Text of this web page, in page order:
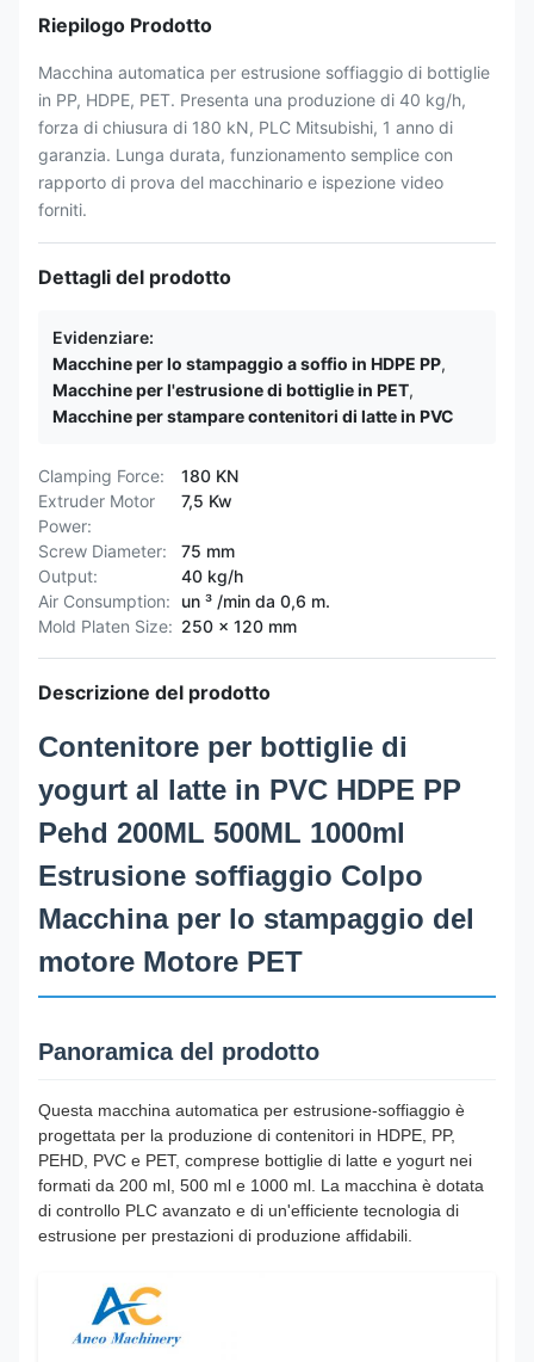
Riepilogo Prodotto
Macchina automatica per estrusione soffiaggio di bottiglie
in PP, HDPE, PET. Presenta una produzione di 40 kg/h,
forza di chiusura di 180 kN, PLC Mitsubishi, 1 anno di
garanzia. Lunga durata, funzionamento semplice con
rapporto di prova del macchinario e ispezione video
forniti.
Dettagli del prodotto
Evidenziare:
Macchine per lo stampaggio a soffio in HDPE PP,
Macchine per l'estrusione di bottiglie in PET,
Macchine per stampare contenitori di latte in PVC
Clamping Force:
180 KN
Extruder Motor
Power:
7,5 Kw
Screw Diameter:
75 mm
Output:
40 kg/h
Air Consumption:
un ³ /min da 0,6 m.
Mold Platen Size: 250 x 120 mm
Descrizione del prodotto
Contenitore per bottiglie di
yogurt al latte in PVC HDPE PP
Pehd 200ML 500ML 1000ml
Estrusione soffiaggio Colpo
Macchina per lo stampaggio del
motore Motore PET
Panoramica del prodotto
Questa macchina automatica per estrusione-soffiaggio è
progettata per la produzione di contenitori in HDPE, PP,
PEHD, PVC e PET, comprese bottiglie di latte e yogurt nei
formati da 200 ml, 500 ml e 1000 ml. La macchina è dotata
di controllo PLC avanzato e di un'efficiente tecnologia di
estrusione per prestazioni di produzione affidabili.